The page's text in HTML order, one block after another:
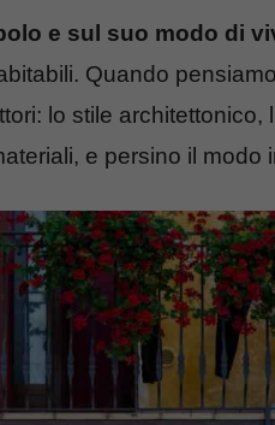
e sul suo modo di
Quando
lo stile architettonico,
e persino il